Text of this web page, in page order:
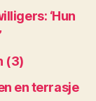
‘Hun
(3)
en terrasje